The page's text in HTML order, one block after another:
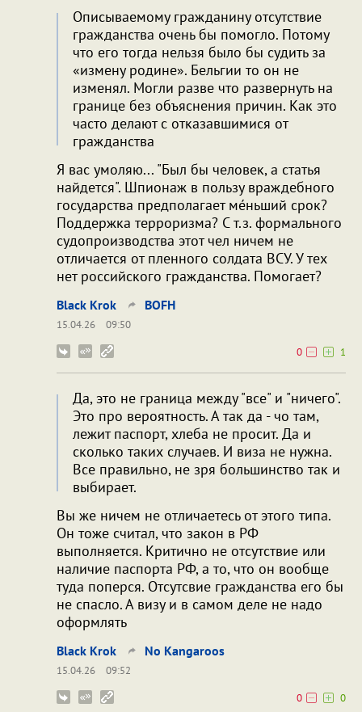
Описываемому гражданину отсутствие
гражданства очень бы помогло. Потому
что его тогда нельзя было бы судить за
«измену родине». Бельгии то он не
изменял. Могли разве что развернуть на
границе без объяснения причин. Как это
часто делают с отказавшимися от
гражданства
Я вас умоляю... "Был бы человек, а статья
найдется". Шпионаж в пользу враждебного
государства предполагает мéньший срок?
Поддержка терроризма? С т.з. формального
судопроизводства этот чел ничем не
отличается от пленного солдата ВСУ. У тех
нет российского гражданства. Помогает?
Black Krok BOFH
15.04.26
09:50
0
1
Да, это не граница между "все" и "ничего".
Это про вероятность. А так да - чо там,
лежит паспорт, хлеба не просит. Да и
сколько таких случаев. И виза не нужна.
Все правильно, не зря большинство так и
выбирает.
Вы же ничем не отличаетесь от этого типа.
Он тоже считал, что закон в РФ
выполняется. Критично не отсутствие или
наличие паспорта РФ, а то, что он вообще
туда поперся. Отсутсвие гражданства его бы
не спасло. А визу и в самом деле не надо
оформлять
Black Krok No Kangaroos
15.04.26
09:52
0
0